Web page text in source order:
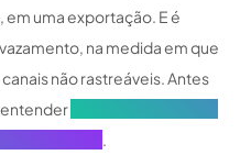
uma exportação. E é
na medida em que
não rastreáveis. Antes
.